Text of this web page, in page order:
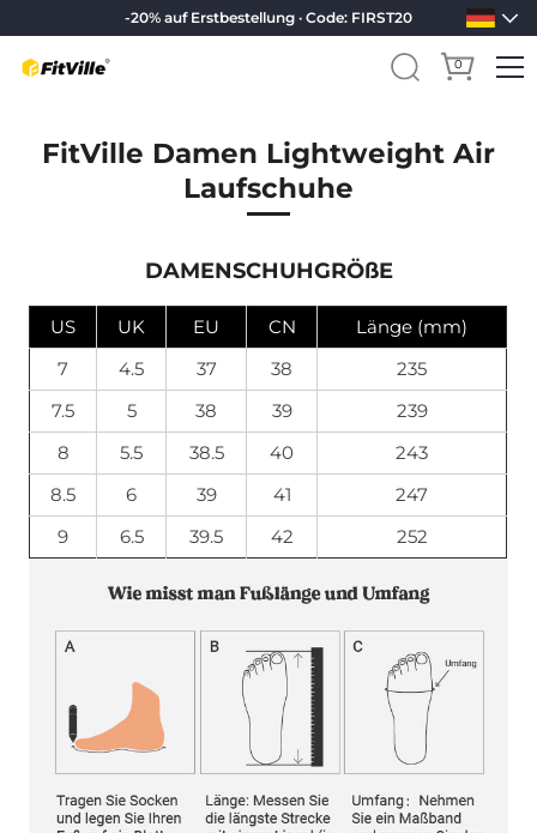
Inhalt
-20% auf Erstbestellung · Code: FIRST20
0
FitVille Damen Lightweight Air
Laufschuhe
DAMENSCHUHGRÖßE
US UK EU CN
Länge (mm)
7
4.5 37 38
235
7.5
5 38 39
239
8
5.5 38.5 40
243
8.5
6 39 41
247
9
6.5 39.5 42 252